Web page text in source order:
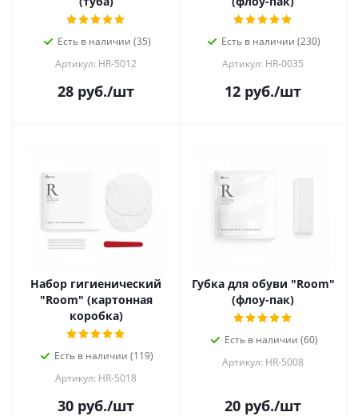
Есть в наличии (35)
Артикул: HR-5012
28 руб./шт
Есть в наличии (230)
Артикул: HR-0035
12 руб./шт
Набор гигиенический
"Room" (картонная
коробка)
Есть в наличии (119)
Артикул: HR-5018
30 руб./шт
Губка для обуви "Room"
(флоу-пак)
Есть в наличии (60)
Артикул: HR-5008
20 руб./шт